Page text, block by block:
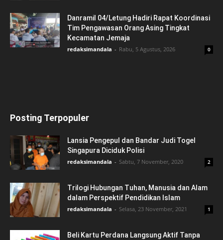
Danramil 04/Letung Hadiri Rapat Koordinasi
Tim Pengawasan Orang Asing Tingkat
Kecamatan Jemaja
redaksimandala - Rabu, 5 Agustus, 2026 0
Posting Terpopuler
Lansia Pengepul dan Bandar Judi Togel
Singapura Diciduk Polisi
redaksimandala - Sabtu, 7 November, 2020 2
Trilogi Hubungan Tuhan, Manusia dan Alam
dalam Perspektif Pendidikan Islam
redaksimandala - Selasa, 23 November, 2021 1
Beli Kartu Perdana Langsung Aktif Tanpa